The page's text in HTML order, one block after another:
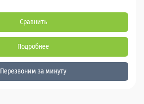
Сравнить
Подробнее
Перезвоним за минуту